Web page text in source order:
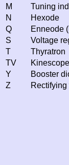
M
Tuning
N
Hexode
Q
Enneode
S
Voltage
T
Thyratron
TV
Kinescope
Y
Booster
Z